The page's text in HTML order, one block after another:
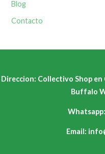
Blog
Contacto
Direccion: Collectivo Shop
Buffalo
Email: